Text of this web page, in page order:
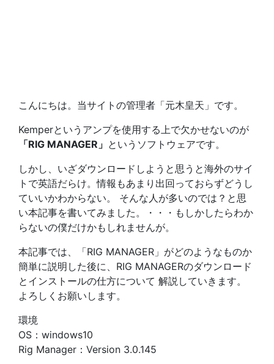
こんにちは。当サイトの管理者「元木皇天」です。
Kemperというアンプを使用する上で欠かせないのが
「RIG MANAGER」 というソフトウェアです。
しかし、いざダウンロードしようと思うと海外のサイ
トで英語だらけ。情報もあまり出回っておらずどうし
ていいかわからない。 そんな人が多いのでは？と思
い本記事を書いてみました。・・・もしかしたらわか
らないの僕だけかもしれませんが。
本記事では、「RIG MANAGER」がどのようなものか
簡単に説明した後に、RIG MANAGERのダウンロード
とインストールの仕方について 解説していきます。
よろしくお願いします。
環境
OS：windows10
Rig Manager：Version 3.0.145